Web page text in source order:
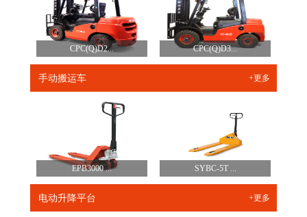
CPC(Q)D2... CPC(Q)D3...
手动搬运车 +更多
EPB3000 ... SYBC-5T ...
电动升降平台 +更多